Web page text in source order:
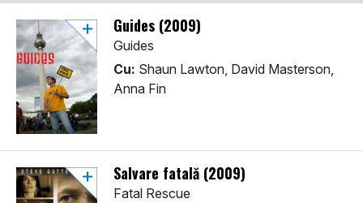
Guides (2009)
Guides
Cu: Shaun Lawton, David Masterson,
Anna Fin
Salvare fatală (2009)
Fatal Rescue